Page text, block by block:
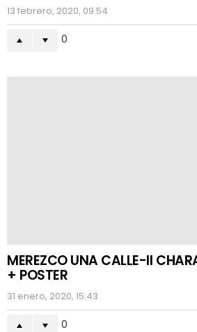
13 febrero, 2020, 09:54
0
MEREZCO UNA CALLE-II
+ POSTER
31 enero, 2020, 15:43
0